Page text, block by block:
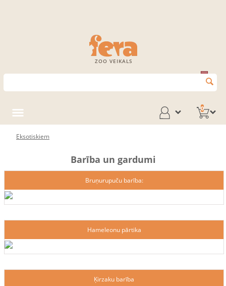
ZOO VEIKALS
0
Eksotiskiem
Barība un gardumi
Bruņurupuču barība:
Hameleonu pārtika
Ķirzaku barība